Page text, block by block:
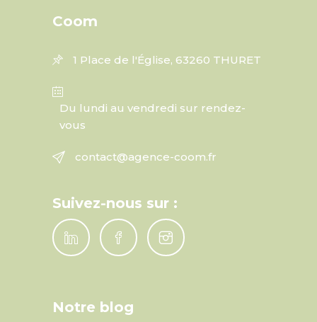
Coom
1 Place de l'Église, 63260 THURET
Du lundi au vendredi sur rendez-
vous
contact@agence-coom.fr
Suivez-nous sur :
Notre blog